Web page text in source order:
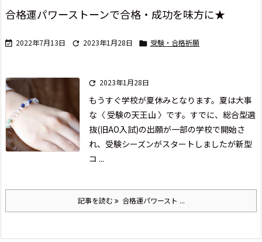
合格運パワーストーンで合格・成功を味方に★
 2022年7月13日  2023年1月28日  受験・合格祈願
 2023年1月28日
もうすぐ学校が夏休みとなります。 夏は大事
な〈 受験の天王山 〉です。 すでに、総合型選
抜(旧AO入試)の出願が一部の学校で開始さ
れ、 受験シーズンがスタートしましたが新型
コ ...
記事を読む 合格運パワースト ...